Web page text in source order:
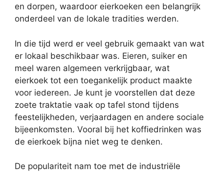
en dorpen, waardoor eierkoeken een belangrijk
onderdeel van de lokale tradities werden.
In die tijd werd er veel gebruik gemaakt van wat
er lokaal beschikbaar was. Eieren, suiker en
meel waren algemeen verkrijgbaar, wat
eierkoek tot een toegankelijk product maakte
voor iedereen. Je kunt je voorstellen dat deze
zoete traktatie vaak op tafel stond tijdens
feestelijkheden, verjaardagen en andere sociale
bijeenkomsten. Vooral bij het koffiedrinken was
de eierkoek bijna niet weg te denken.
De populariteit nam toe met de industriële